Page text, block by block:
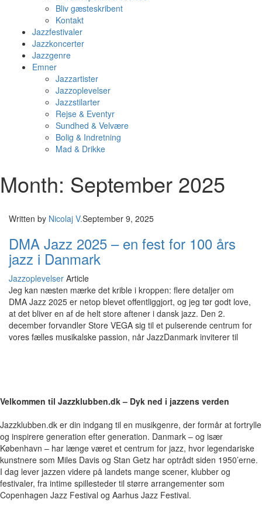
Bliv gæsteskribent
Kontakt
Jazzfestivaler
Jazzkoncerter
Jazzgenre
Emner
Jazzartister
Jazzoplevelser
Jazzstilarter
Rejse & Eventyr
Sundhed & Velvære
Bolig & Indretning
Mad & Drikke
Month: September 2025
Written by Nicolaj V.September 9, 2025
DMA Jazz 2025 – en fest for 100 års
jazz i Danmark
Jazzoplevelser Article
Jeg kan næsten mærke det krible i kroppen: flere detaljer om
DMA Jazz 2025 er netop blevet offentliggjort, og jeg tør godt love,
at det bliver en af de helt store aftener i dansk jazz. Den 2.
december forvandler Store VEGA sig til et pulserende centrum for
vores fælles musikalske passion, når JazzDanmark inviterer til
Velkommen til Jazzklubben.dk – Dyk ned i jazzens verden
Jazzklubben.dk er din indgang til en musikgenre, der formår at fortrylle
og inspirere generation efter generation. Danmark – og især
København – har længe været et centrum for jazz, hvor legendariske
kunstnere som Miles Davis og Stan Getz har optrådt siden 1950’erne.
I dag lever jazzen videre på landets mange scener, klubber og
festivaler, fra intime spillesteder til større arrangementer som
Copenhagen Jazz Festival og Aarhus Jazz Festival.